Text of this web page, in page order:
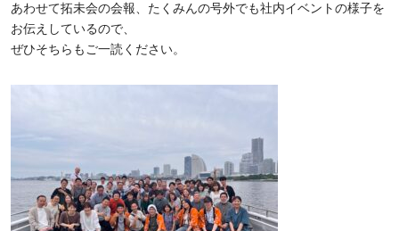
あわせて拓未会の会報、たくみんの号外でも社内イベントの様子を
お伝えしているので、
ぜひそちらもご一読ください。